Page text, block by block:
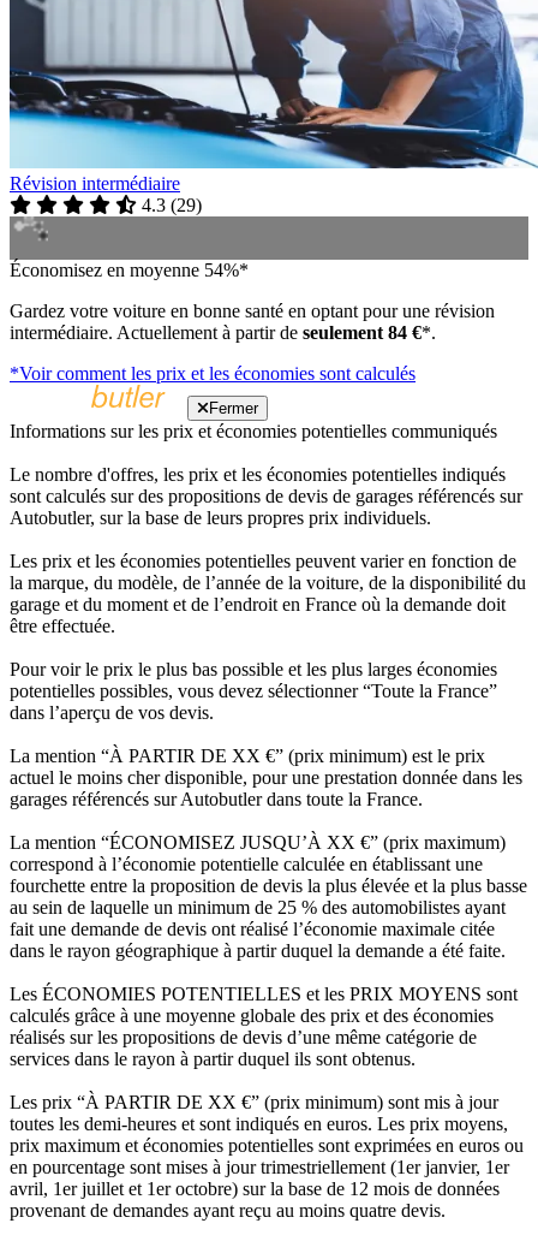
Révision intermédiaire
4.3 (29)
Économisez en moyenne 54%*
Gardez votre voiture en bonne santé en optant pour une révision
intermédiaire. Actuellement à partir de seulement 84 €*.
*Voir comment les prix et les économies sont calculés
Fermer
Informations sur les prix et économies potentielles communiqués
Le nombre d'offres, les prix et les économies potentielles indiqués
sont calculés sur des propositions de devis de garages référencés sur
Autobutler, sur la base de leurs propres prix individuels.
Les prix et les économies potentielles peuvent varier en fonction de
la marque, du modèle, de l’année de la voiture, de la disponibilité du
garage et du moment et de l’endroit en France où la demande doit
être effectuée.
Pour voir le prix le plus bas possible et les plus larges économies
potentielles possibles, vous devez sélectionner “Toute la France”
dans l’aperçu de vos devis.
La mention “À PARTIR DE XX €” (prix minimum) est le prix
actuel le moins cher disponible, pour une prestation donnée dans les
garages référencés sur Autobutler dans toute la France.
La mention “ÉCONOMISEZ JUSQU’À XX €” (prix maximum)
correspond à l’économie potentielle calculée en établissant une
fourchette entre la proposition de devis la plus élevée et la plus basse
au sein de laquelle un minimum de 25 % des automobilistes ayant
fait une demande de devis ont réalisé l’économie maximale citée
dans le rayon géographique à partir duquel la demande a été faite.
Les ÉCONOMIES POTENTIELLES et les PRIX MOYENS sont
calculés grâce à une moyenne globale des prix et des économies
réalisés sur les propositions de devis d’une même catégorie de
services dans le rayon à partir duquel ils sont obtenus.
Les prix “À PARTIR DE XX €” (prix minimum) sont mis à jour
toutes les demi-heures et sont indiqués en euros. Les prix moyens,
prix maximum et économies potentielles sont exprimées en euros ou
en pourcentage sont mises à jour trimestriellement (1er janvier, 1er
avril, 1er juillet et 1er octobre) sur la base de 12 mois de données
provenant de demandes ayant reçu au moins quatre devis.